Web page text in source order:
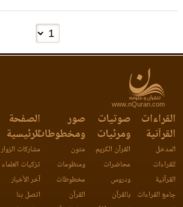
www.nQuran.com
القراءات
القرآنية
المدخل
للقراءات
القرآنية
جامع القراءات
صوتيات
ومرئيات
القرآن الكريم
محاضرات
ودروس
بالقرآن
صور
ومخطوطات
متون
ومنظومات
مخطوطات
القرآن
الصفحة
الرئيسية
مشاركات الزوار
تزكيات العلماء
آخر الأخبار
اتصل بنا